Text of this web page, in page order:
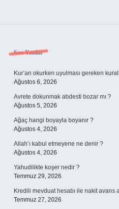
Sidebar
Son Yazılar
Kur’an okurken uyulması gereken
Ağustos 6, 2026
Avrete dokunmak abdesti bozar mı ?
Ağustos 5, 2026
Ağaç hangi boyayla boyanır ?
Ağustos 4, 2026
Allah’ı kabul etmeyene ne denir ?
Ağustos 4, 2026
Yahudilikte koşer nedir ?
Temmuz 29, 2026
Kredili mevduat hesabı ile nakit avans
Temmuz 27, 2026